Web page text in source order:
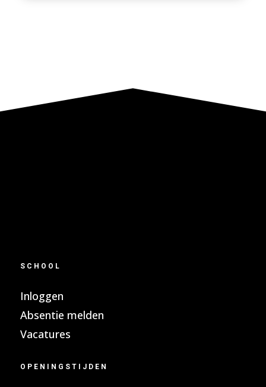
SCHOOL
Inloggen
Absentie melden
Vacatures
OPENINGSTIJDEN